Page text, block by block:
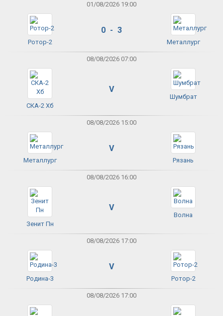
01/08/2026 19:00
Ротор-2
0 - 3
Металлург
08/08/2026 07:00
СКА-2 Хб
V
Шумбрат
08/08/2026 15:00
Металлург
V
Рязань
08/08/2026 16:00
Зенит Пн
V
Волна
08/08/2026 17:00
Родина-3
V
Ротор-2
08/08/2026 17:00